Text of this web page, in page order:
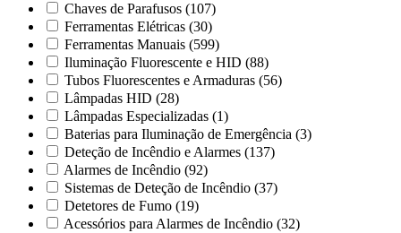
Chaves de Parafusos (107)
Ferramentas Elétricas (30)
Ferramentas Manuais (599)
Iluminação Fluorescente e HID (88)
Tubos Fluorescentes e Armaduras (56)
Lâmpadas HID (28)
Lâmpadas Especializadas (1)
Baterias para Iluminação de Emergência (3)
Deteção de Incêndio e Alarmes (137)
Alarmes de Incêndio (92)
Sistemas de Deteção de Incêndio (37)
Detetores de Fumo (19)
Acessórios para Alarmes de Incêndio (32)